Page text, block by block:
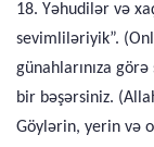
18. Yəhudilər və
sevimliləriyik”.
günahlarınıza
bir bəşərsiniz.
Göylərin, yerin və